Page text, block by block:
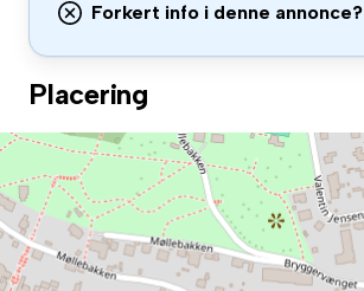
Forkert info i denne annonce?
Placering